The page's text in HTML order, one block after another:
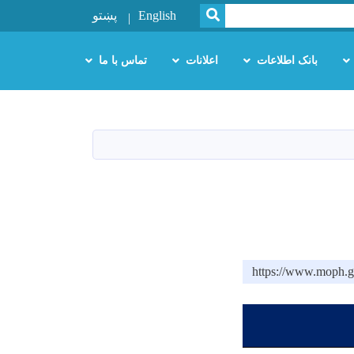
SEARCH
English پښتو
بانک اطلاعات اعلانات تماس با ما
https://